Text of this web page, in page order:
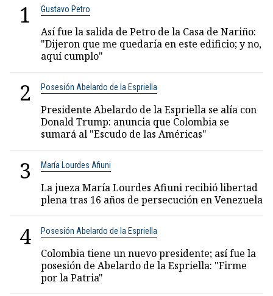
1 Gustavo Petro
Así fue la salida de Petro de la Casa de Nariño:
"Dijeron que me quedaría en este edificio; y no,
aquí cumplo"
2 Posesión Abelardo de la Espriella
Presidente Abelardo de la Espriella se alía con
Donald Trump: anuncia que Colombia se
sumará al "Escudo de las Américas"
3 María Lourdes Afiuni
La jueza María Lourdes Afiuni recibió libertad
plena tras 16 años de persecución en Venezuela
4 Posesión Abelardo de la Espriella
Colombia tiene un nuevo presidente; así fue la
posesión de Abelardo de la Espriella: "Firme
por la Patria"